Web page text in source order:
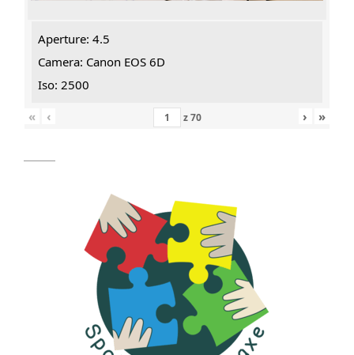
Aperture: 4.5
Camera: Canon EOS 6D
Iso: 2500
«
‹ z70 › »